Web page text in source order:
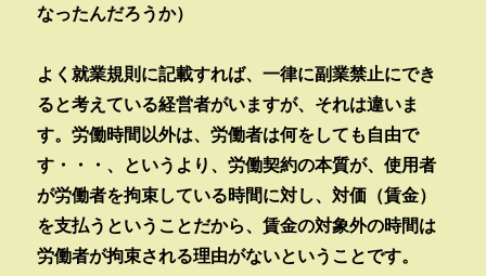
なったんだろうか）
よく就業規則に記載すれば、一律に副業禁止にでき
ると考えている経営者がいますが、それは違いま
す。労働時間以外は、労働者は何をしても自由で
す・・・、というより、労働契約の本質が、使用者
が労働者を拘束している時間に対し、対価（賃金）
を支払うということだから、賃金の対象外の時間は
労働者が拘束される理由がないということです。